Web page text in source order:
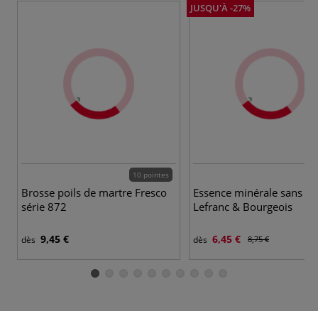
10 pointes
Brosse poils de martre Fresco
série 872
dès 9,45 €
JUSQU'À -27%
Essence minérale sans
Lefranc & Bourgeois
dès 6,45 € 8,75 €